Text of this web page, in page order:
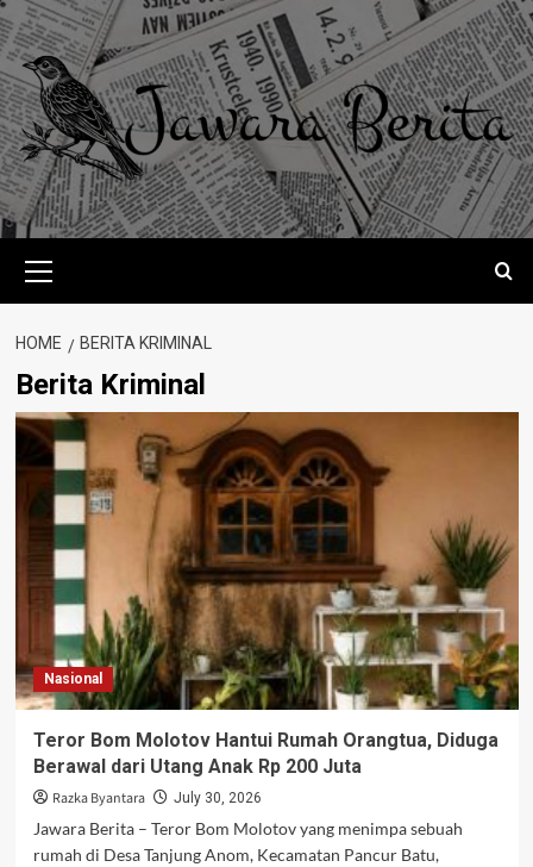
Skip
to
content
Menu
HOME BERITA KRIMINAL
Berita Kriminal
Nasional
Teror Bom Molotov Hantui Rumah Orangtua, Diduga
Berawal dari Utang Anak Rp 200 Juta
Razka Byantara July 30, 2026
Jawara Berita – Teror Bom Molotov yang menimpa sebuah
rumah di Desa Tanjung Anom, Kecamatan Pancur Batu,